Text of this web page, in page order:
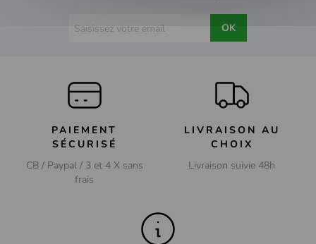
OK
PAIEMENT
SÉCURISÉ
CB / Paypal / 3 et 4 X sans
frais
LIVRAISON AU
CHOIX
Livraison suivie 48h